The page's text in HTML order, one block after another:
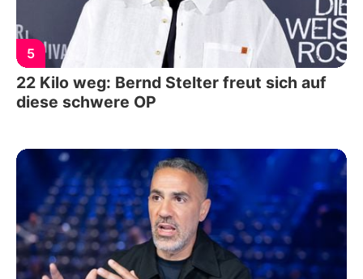
5
22 Kilo weg: Bernd Stelter freut sich auf
diese schwere OP